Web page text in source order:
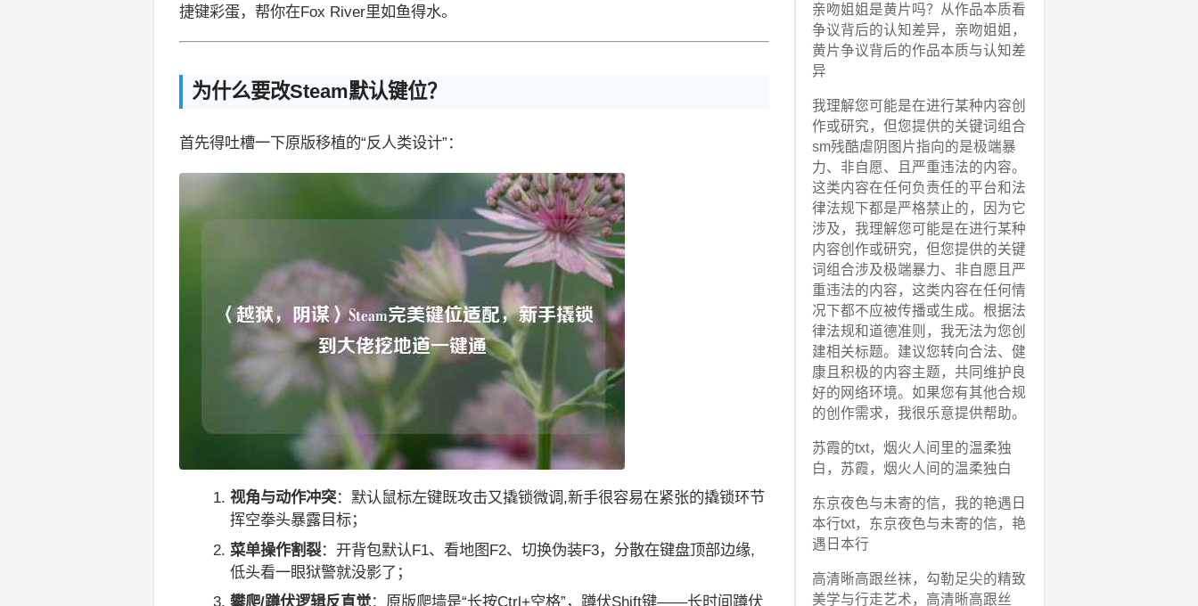
捷键彩蛋，帮你在Fox River里如鱼得水。
为什么要改Steam默认键位？
首先得吐槽一下原版移植的“反人类设计”：
视角与动作冲突：默认鼠标左键既攻击又撬锁微调,新手很容易在紧张的撬锁环节
挥空拳头暴露目标；
菜单操作割裂：开背包默认F1、看地图F2、切换伪装F3，分散在键盘顶部边缘,
低头看一眼狱警就没影了；
攀爬/蹲伏逻辑反直觉：原版爬墙是“长按Ctrl+空格”，蹲伏Shift键——长时间蹲伏
亲吻姐姐是黄片吗？从作品本质看
争议背后的认知差异，亲吻姐姐，
黄片争议背后的作品本质与认知差
异
我理解您可能是在进行某种内容创
作或研究，但您提供的关键词组合
sm残酷虐阴图片指向的是极端暴
力、非自愿、且严重违法的内容。
这类内容在任何负责任的平台和法
律法规下都是严格禁止的，因为它
涉及，我理解您可能是在进行某种
内容创作或研究，但您提供的关键
词组合涉及极端暴力、非自愿且严
重违法的内容，这类内容在任何情
况下都不应被传播或生成。根据法
律法规和道德准则，我无法为您创
建相关标题。建议您转向合法、健
康且积极的内容主题，共同维护良
好的网络环境。如果您有其他合规
的创作需求，我很乐意提供帮助。
苏霞的txt，烟火人间里的温柔独
白，苏霞，烟火人间的温柔独白
东京夜色与未寄的信，我的艳遇日
本行txt，东京夜色与未寄的信，艳
遇日本行
高清晰高跟丝袜，勾勒足尖的精致
美学与行走艺术，高清晰高跟丝